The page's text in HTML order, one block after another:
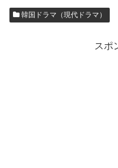
韓国ドラマ（現代ドラマ）
スポ